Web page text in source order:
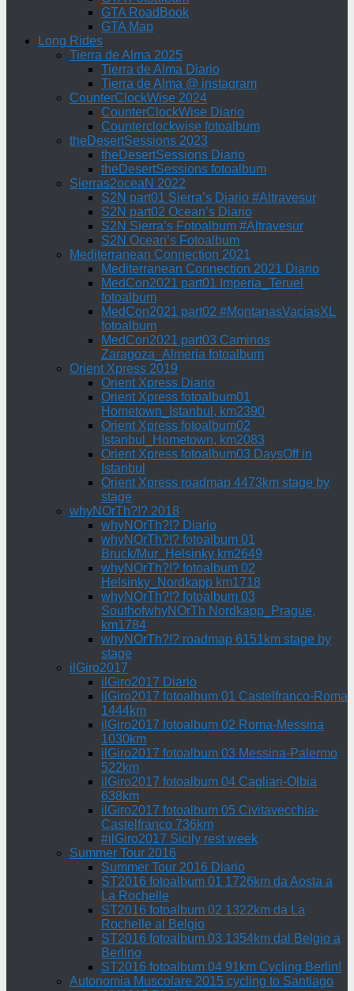
GTA RoadBook
GTA Map
Long Rides
Tierra de Alma 2025
Tierra de Alma Diario
Tierra de Alma @ instagram
CounterClockWise 2024
CounterClockWise Diario
Counterclockwise fotoalbum
theDesertSessions 2023
theDesertSessions Diario
theDesertSessions fotoalbum
Sierras2oceaN 2022
S2N part01 Sierra’s Diario #Altravesur
S2N part02 Ocean’s Diario
S2N Sierra’s Fotoalbum #Altravesur
S2N Ocean’s Fotoalbum
Mediterranean Connection 2021
Mediterranean Connection 2021 Diario
MedCon2021 part01 Imperia_Teruel
fotoalbum
MedCon2021 part02 #MontanasVaciasXL
fotoalbum
MedCon2021 part03 Caminos
Zaragoza_Almeria fotoalbum
Orient Xpress 2019
Orient Xpress Diario
Orient Xpress fotoalbum01
Hometown_Istanbul, km2390
Orient Xpress fotoalbum02
Istanbul_Hometown, km2083
Orient Xpress fotoalbum03 DaysOff in
Istanbul
Orient Xpress roadmap 4473km stage by
stage
whyNOrTh?!? 2018
whyNOrTh?!? Diario
whyNOrTh?!? fotoalbum 01
Bruck/Mur_Helsinky km2649
whyNOrTh?!? fotoalbum 02
Helsinky_Nordkapp km1718
whyNOrTh?!? fotoalbum 03
SouthofwhyNOrTh Nordkapp_Prague,
km1784
whyNOrTh?!? roadmap 6151km stage by
stage
ilGiro2017
ilGiro2017 Diario
ilGiro2017 fotoalbum 01 Castelfranco-Roma
1444km
ilGiro2017 fotoalbum 02 Roma-Messina
1030km
ilGiro2017 fotoalbum 03 Messina-Palermo
522km
ilGiro2017 fotoalbum 04 Cagliari-Olbia
638km
ilGiro2017 fotoalbum 05 Civitavecchia-
Castelfranco 736km
#ilGiro2017 Sicily rest week
Summer Tour 2016
Summer Tour 2016 Diario
ST2016 fotoalbum 01 1726km da Aosta a
La Rochelle
ST2016 fotoalbum 02 1322km da La
Rochelle al Belgio
ST2016 fotoalbum 03 1354km dal Belgio a
Berlino
ST2016 fotoalbum 04 91km Cycling Berlin!
Autonomia Muscolare 2015 cycling to Santiago